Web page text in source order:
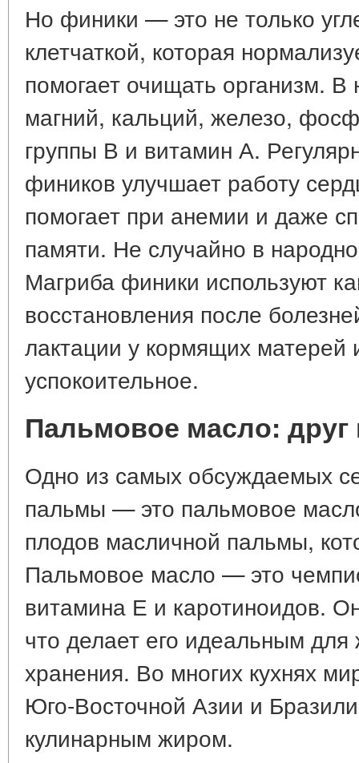
Но финики — это не только
клетчаткой, которая
помогает очищать организм. В
магний, кальций, железо,
группы В и витамин А.
фиников улучшает работу
помогает при анемии и даже
памяти. Не случайно в
Магриба финики используют
восстановления после
лактации у кормящих матерей
успокоительное.
Пальмовое масло: друг
Одно из самых обсуждаемых
пальмы — это пальмовое
плодов масличной пальмы,
Пальмовое масло — это
витамина Е и каротиноидов.
что делает его идеальным для
хранения. Во многих кухнях
Юго-Восточной Азии и
кулинарным жиром.